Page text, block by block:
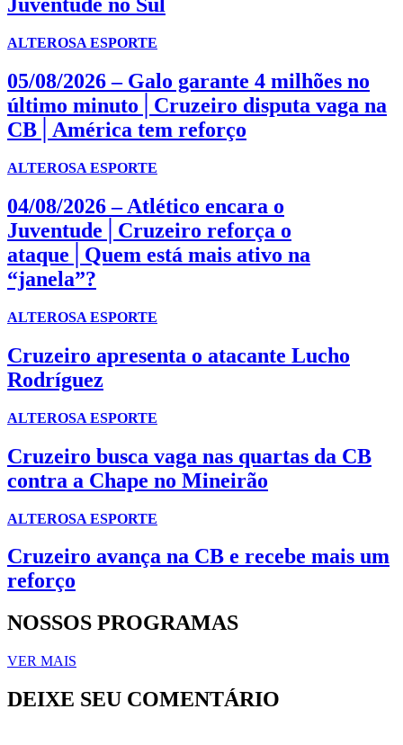
Juventude no Sul
ALTEROSA ESPORTE
05/08/2026 – Galo garante 4 milhões no
último minuto│Cruzeiro disputa vaga na
CB│América tem reforço
ALTEROSA ESPORTE
04/08/2026 – Atlético encara o
Juventude│Cruzeiro reforça o
ataque│Quem está mais ativo na
“janela”?
ALTEROSA ESPORTE
Cruzeiro apresenta o atacante Lucho
Rodríguez
ALTEROSA ESPORTE
Cruzeiro busca vaga nas quartas da CB
contra a Chape no Mineirão
ALTEROSA ESPORTE
Cruzeiro avança na CB e recebe mais um
reforço
NOSSOS PROGRAMAS
VER MAIS
DEIXE SEU COMENTÁRIO